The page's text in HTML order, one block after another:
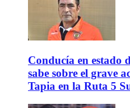
Conducía en estado
sabe sobre el grave
Tapia en la Ruta 5